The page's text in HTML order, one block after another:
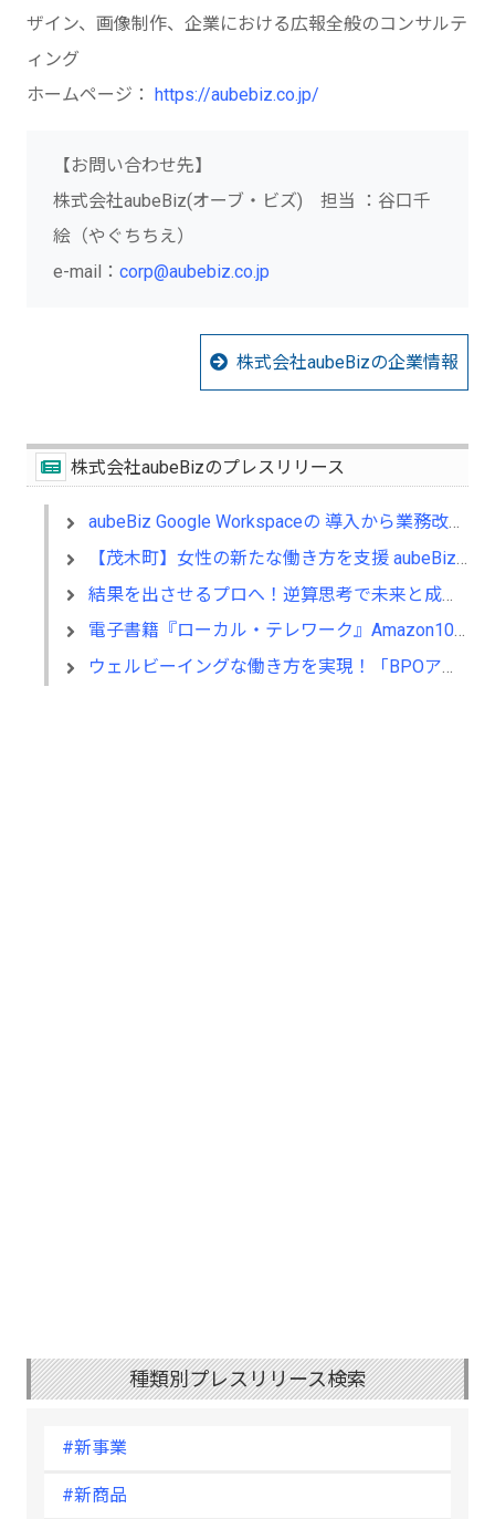
ザイン、画像制作、企業における広報全般のコンサルテ
ィング
ホームページ： https://aubebiz.co.jp/
【お問い合わせ先】
株式会社aubeBiz(オーブ・ビズ) 担当 ：谷口千
絵（やぐちちえ）
e-mail： corp@aubebiz.co.jp
株式会社aubeBizの企業情報
株式会社aubeBizのプレスリリース
aubeBiz Google Workspaceの 導入から業務改善まで支援するサービスを開始
【茂木町】女性の新たな働き方を支援 aubeBiz 「テレワーク入門基礎講座」に登壇
結果を出させるプロへ！逆算思考で未来と成果をデザインする『BizNavigator講座』を新規開講
電子書籍『ローカル・テレワーク』Amazon10部門1位！地域循環と関係人口の創出に多くの読者が支持
ウェルビーイングな働き方を実現！「BPOアワード2026」エントリー開始。外部人材活用の先駆者を募集
種類別プレスリリース検索
#新事業
#新商品